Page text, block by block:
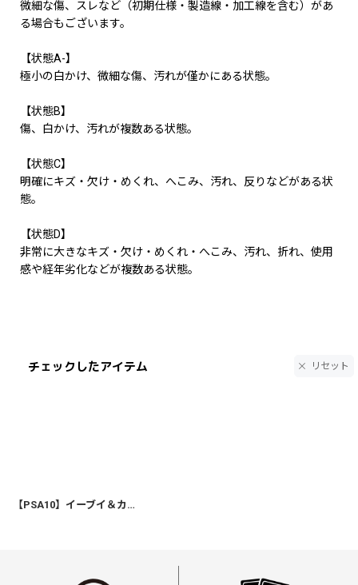
微細な傷、スレなど（初期仕様・製造線・加工線を含む）があ
る場合もございます。
【状態A-】
極小の白かけ、微細な傷、汚れが僅かにある状態。
【状態B】
傷、白かけ、汚れが複数ある状態。
【状態C】
明確にキズ・欠け・めくれ、へこみ、汚れ、反りなどがある状
態。
【状態D】
非常に大きなキズ・欠け・めくれ・へこみ、汚れ、折れ、使用
感や経年劣化などが複数ある状態。
チェックしたアイテム リセット
【PSA10】イーブイ＆カビゴンGX